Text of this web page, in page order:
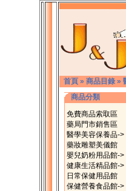
首頁 » 商品目錄 »
商品分類
免費商品索取區
藥局門市銷售區
醫學美容保養品->
藥妝雕塑美儀館
嬰兒奶粉用品館->
健康生活精品館->
日常保健用品館
保健營養食品館->